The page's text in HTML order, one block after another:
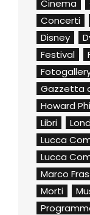
Cinema
Concerti
Disney
Festival
Gazzetta
Howard
Libri
Lucca
Lucca
Marco
Morti